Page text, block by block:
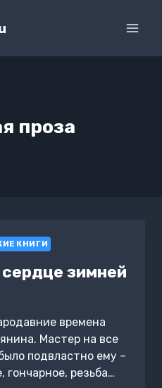
проза
КНИГИ
зимней
времена
Мастер на все
подвластно ему –
гончарное, резьба…